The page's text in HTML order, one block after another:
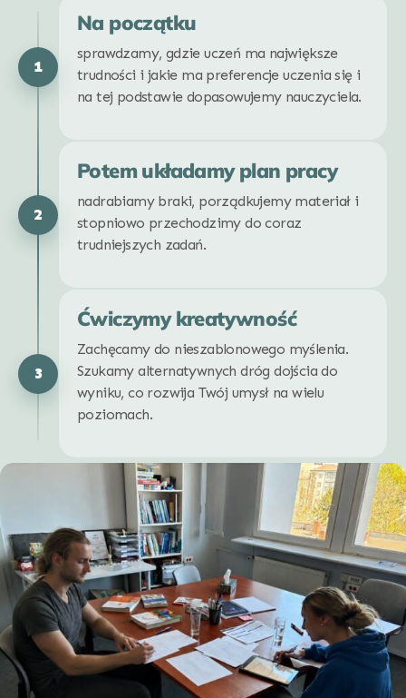
1
Na początku
sprawdzamy, gdzie uczeń ma największe
trudności i jakie ma preferencje uczenia się i
na tej podstawie dopasowujemy nauczyciela.
2
Potem układamy plan pracy
nadrabiamy braki, porządkujemy materiał i
stopniowo przechodzimy do coraz
trudniejszych zadań.
3
Ćwiczymy kreatywność
Zachęcamy do nieszablonowego myślenia.
Szukamy alternatywnych dróg dojścia do
wyniku, co rozwija Twój umysł na wielu
poziomach.